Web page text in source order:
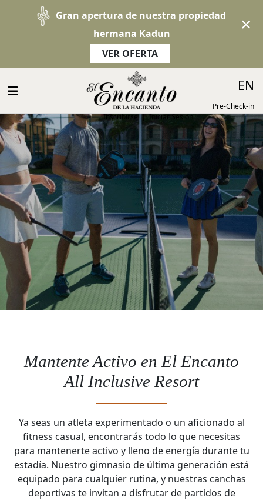
Inscribirse|Iniciar Sesión
Pre-Check-in
Gran apertura de nuestra propiedad
hermana Kadun
VER OFERTA
×
EN
Mantente Activo en El Encanto
All Inclusive Resort
Ya seas un atleta experimentado o un aficionado al
fitness casual, encontrarás todo lo que necesitas
para mantenerte activo y lleno de energía durante tu
estadía. Nuestro gimnasio de última generación está
equipado para cualquier rutina, y nuestras canchas
deportivas te invitan a disfrutar de partidos de